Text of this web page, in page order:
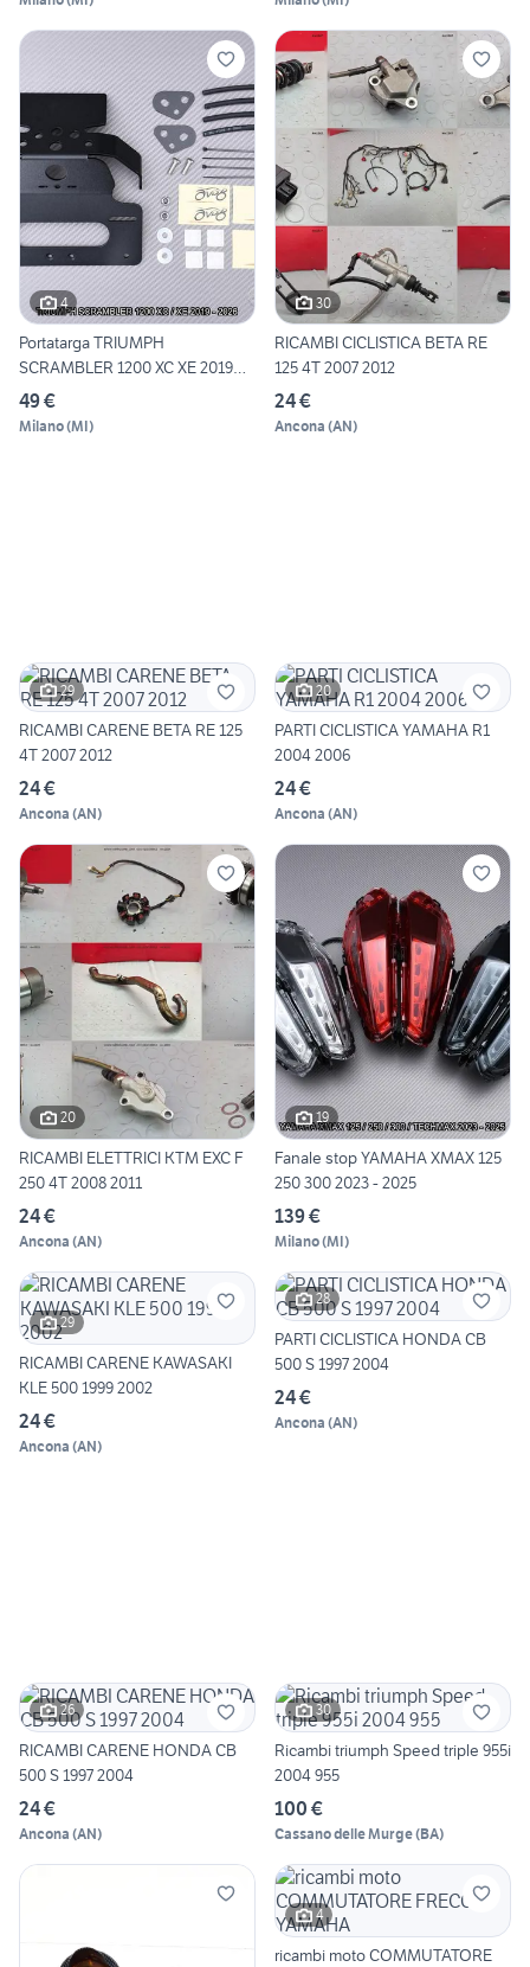
4
Portatarga TRIUMPH
SCRAMBLER 1200 XC XE 2019
2026
49 €
Milano(MI)
30
RICAMBI CICLISTICA BETA RE
125 4T 2007 2012
24 €
Ancona (AN)
29
RICAMBI CARENE BETA RE 125
4T 2007 2012
24 €
Ancona (AN)
20
PARTI CICLISTICA YAMAHA R1
2004 2006
24 €
Ancona (AN)
20
RICAMBI ELETTRICI KTM EXC F
250 4T 2008 2011
24 €
Ancona (AN)
19
Fanale stop YAMAHA XMAX 125
250 300 2023 - 2025
139 €
Milano(MI)
29
RICAMBI CARENE KAWASAKI
KLE 500 1999 2002
24 €
Ancona (AN)
28
PARTI CICLISTICA HONDA CB
500 S 1997 2004
24 €
Ancona (AN)
26
RICAMBI CARENE HONDA CB
500 S 1997 2004
24 €
Ancona (AN)
30
Ricambi triumph Speed triple 955i
2004 955
100 €
Cassano delle Murge(BA)
4
ricambi moto COMMUTATORE